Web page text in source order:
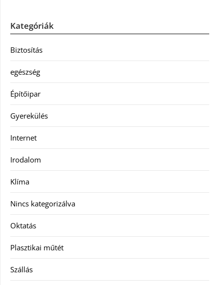
Kategóriák
Biztosítás
egészség
Építőipar
Gyerekülés
Internet
Irodalom
Klíma
Nincs kategorizálva
Oktatás
Plasztikai műtét
Szállás